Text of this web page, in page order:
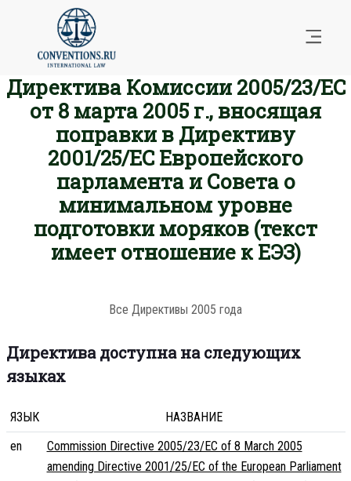
Директива Комиссии 2005/23/EC
от 8 марта 2005 г., вносящая
поправки в Директиву
2001/25/EC Европейского
парламента и Совета о
минимальном уровне
подготовки моряков (текст
имеет отношение к ЕЭЗ)
Все Директивы 2005 года
Директива доступна на следующих
языках
ЯЗЫК
НАЗВАНИЕ
en
Commission Directive 2005/23/EC of 8 March 2005
amending Directive 2001/25/EC of the European Parliament